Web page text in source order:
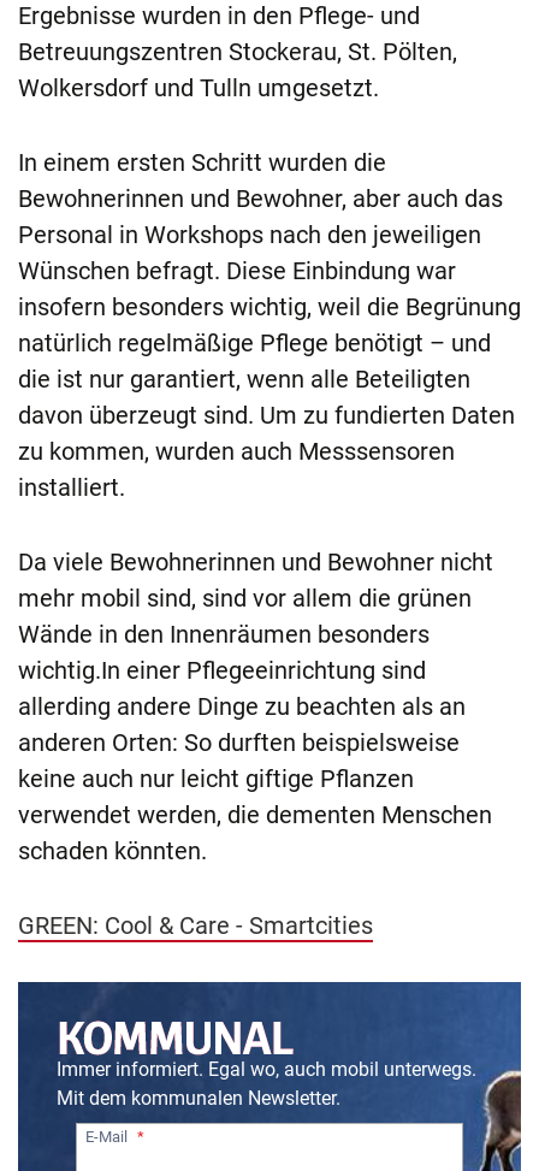
Ergebnisse wurden in den Pflege- und
Betreuungszentren Stockerau, St. Pölten,
Wolkersdorf und Tulln umgesetzt.
In einem ersten Schritt wurden die
Bewohnerinnen und Bewohner, aber auch das
Personal in Workshops nach den jeweiligen
Wünschen befragt. Diese Einbindung war
insofern besonders wichtig, weil die Begrünung
natürlich regelmäßige Pflege benötigt – und
die ist nur garantiert, wenn alle Beteiligten
davon überzeugt sind. Um zu fundierten Daten
zu kommen, wurden auch Messsensoren
installiert.
Da viele Bewohnerinnen und Bewohner nicht
mehr mobil sind, sind vor allem die grünen
Wände in den Innenräumen besonders
wichtig.In einer Pflegeeinrichtung sind
allerding andere Dinge zu beachten als an
anderen Orten: So durften beispielsweise
keine auch nur leicht giftige Pflanzen
verwendet werden, die dementen Menschen
schaden könnten.
GREEN: Cool & Care - Smartcities
Immer informiert. Egal wo, auch mobil unterwegs.
Mit dem kommunalen Newsletter.
E-Mail